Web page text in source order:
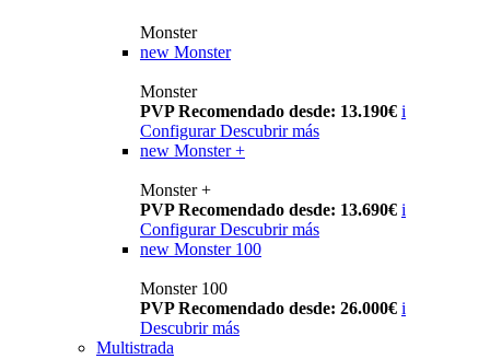
Monster
new Monster
Monster
PVP Recomendado desde: 13.190€ i
Configurar Descubrir más
new Monster +
Monster +
PVP Recomendado desde: 13.690€ i
Configurar Descubrir más
new Monster 100
Monster 100
PVP Recomendado desde: 26.000€ i
Descubrir más
Multistrada